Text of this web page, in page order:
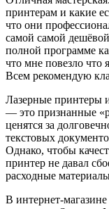
принтерам и какие
что они
самой самой дешёвой
полной программе
что мне повезло что
Всем рекомендую
Лазерные
— это признанные
ценятся за
текстовых
Однако, чтобы
принтер не давал
расходные
В интернет-магазине